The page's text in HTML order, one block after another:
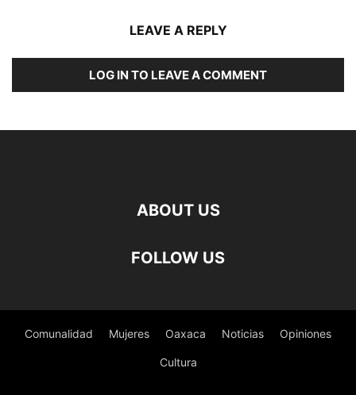
LEAVE A REPLY
LOG IN TO LEAVE A COMMENT
ABOUT US
FOLLOW US
Comunalidad Mujeres Oaxaca Noticias Opiniones
Cultura